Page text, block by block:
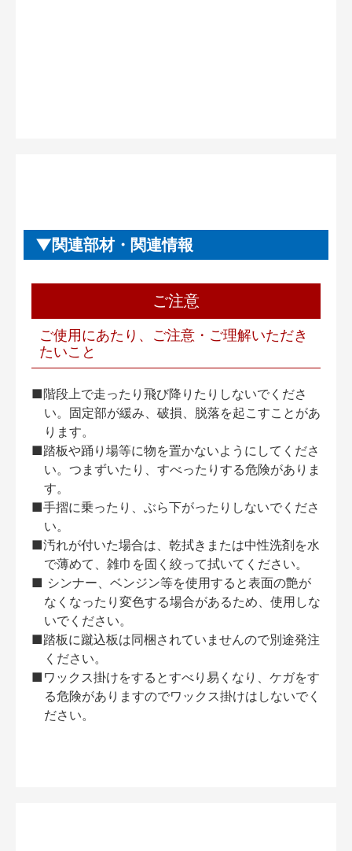
関連部材・関連情報
ご注意
ご使用にあたり、ご注意・ご理解いただき
たいこと
■階段上で走ったり飛び降りたりしないでくださ
い。固定部が緩み、破損、脱落を起こすことがあ
ります。
■踏板や踊り場等に物を置かないようにしてくださ
い。つまずいたり、すべったりする危険がありま
す。
■手摺に乗ったり、ぶら下がったりしないでくださ
い。
■汚れが付いた場合は、乾拭きまたは中性洗剤を水
で薄めて、雑巾を固く絞って拭いてください。
■ シンナー、ベンジン等を使用すると表面の艶が
なくなったり変色する場合があるため、使用しな
いでください。
■踏板に蹴込板は同梱されていませんので別途発注
ください。
■ワックス掛けをするとすべり易くなり、ケガをす
る危険がありますのでワックス掛けはしないでく
ださい。